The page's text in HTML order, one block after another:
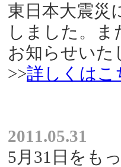
東日本大震災
しました。
お知らせいた
>>詳しくはこ
2011.05.31
5月31日をも